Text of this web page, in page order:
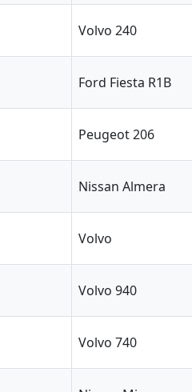
Volvo 240
Ford Fiesta R1B
Peugeot 206
Nissan Almera
Volvo
Volvo 940
Volvo 740